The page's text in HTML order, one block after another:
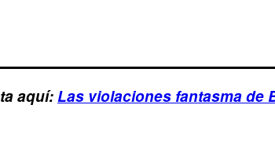
aquí:Las violaciones fantasma de